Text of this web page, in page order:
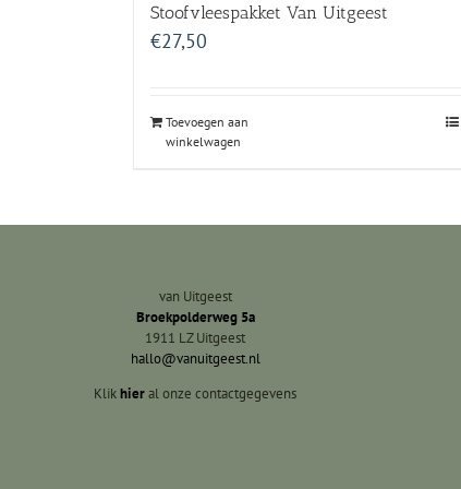
Stoofvleespakket Van Uitgeest
€27,50
Toevoegen aan
winkelwagen
van Uitgeest
Broekpolderweg 5a
1911 LZ Uitgeest
hallo@vanuitgeest.nl
Klikhieral onze contactgegevens